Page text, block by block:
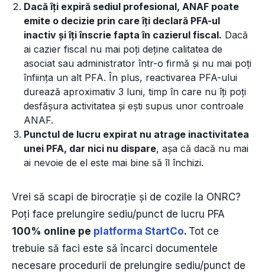
Dacă îți expiră sediul profesional, ANAF poate
emite o decizie prin care îți declară PFA-ul
inactiv și îți înscrie fapta în cazierul fiscal. Dacă
ai cazier fiscal nu mai poți deține calitatea de
asociat sau administrator într-o firmă și nu mai poți
înființa un alt PFA. În plus, reactivarea PFA-ului
durează aproximativ 3 luni, timp în care nu îți poți
desfășura activitatea și ești supus unor controale
ANAF.
Punctul de lucru expirat nu atrage inactivitatea
unei PFA, dar nici nu dispare, așa că dacă nu mai
ai nevoie de el este mai bine să îl închizi.
Vrei să scapi de birocrație și de cozile la ONRC?
Poți face prelungire sediu/punct de lucru PFA
100% online pe platforma StartCo. Tot ce
trebuie să faci este să încarci documentele
necesare procedurii de prelungire sediu/punct de